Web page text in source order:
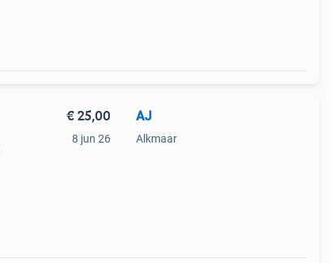
€ 25,00
8 jun 26
AJ
Alkmaar